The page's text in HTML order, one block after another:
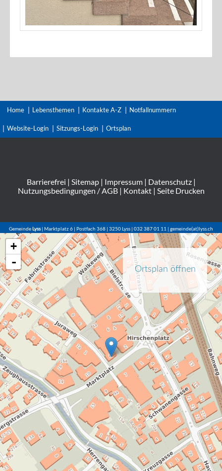
Home Lebensthemen Kontakte A-Z Notfallnummern
Website-Login Sitzungs-Login Ortsplan
Barrierefrei | Sitemap| Impressum| Datenschutz|
Nutzungsbedingungen / AGB| Kontakt| Seite Drucken
GemeindeLyss| Marktplatz 6 | Postfach 368 | 3250 Lyss | 032 387 01 11 | gemeinde(at)lyss.ch